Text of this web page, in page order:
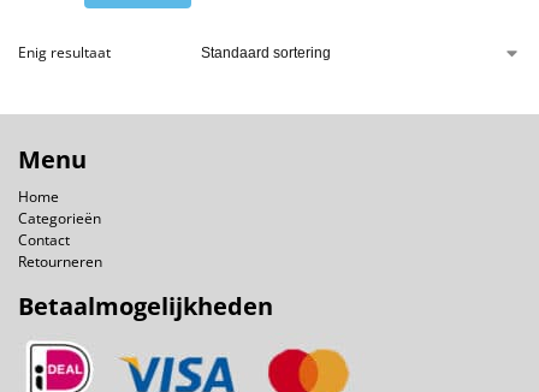
Enig resultaat
Menu
Home
Categorieën
Contact
Retourneren
Betaalmogelijkheden